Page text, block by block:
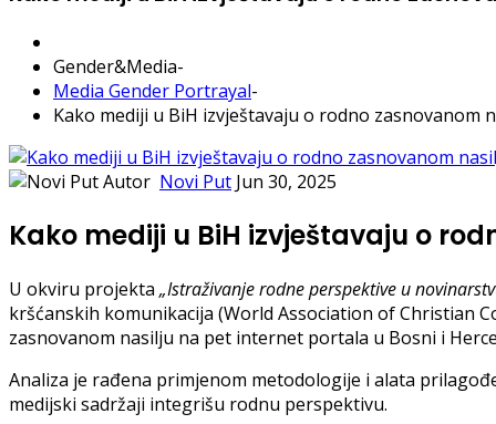
Gender&Media-
Media Gender Portrayal-
Kako mediji u BiH izvještavaju o rodno zasnovanom
Autor Novi Put Jun 30, 2025
Kako mediji u BiH izvještavaju o
U okviru projekta „Istraživanje rodne perspektive u
kršćanskih komunikacija (World Association of Christian
zasnovanom nasilju na pet internet portala u Bosni i
Analiza je rađena primjenom metodologije i alata
medijski sadržaji integrišu rodnu perspektivu.